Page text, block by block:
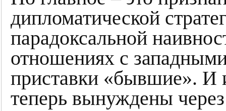
дипломатической
парадоксальной
отношениях с
приставки «бывшие».
теперь вынуждены